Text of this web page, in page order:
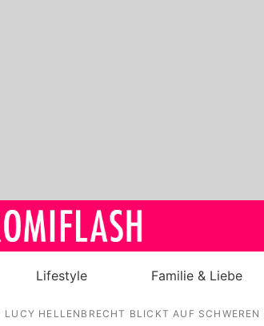
Royals
Lifestyle Familie & Liebe
LUCY HELLENBRECHT BLICKT AUF